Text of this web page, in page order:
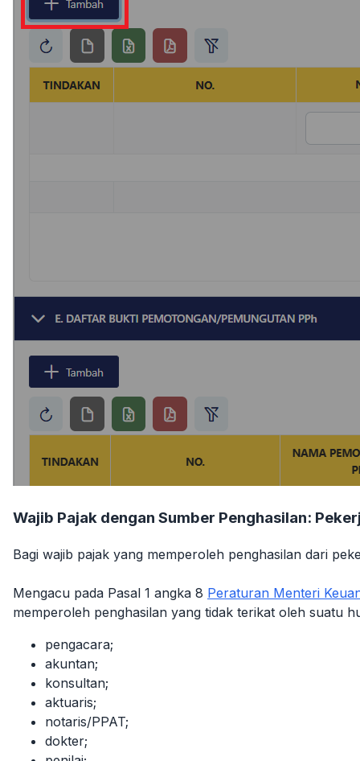
Wajib Pajak dengan Sumber Penghasilan:
Bagi wajib pajak yang memperoleh penghasilan dari
Mengacu pada Pasal 1 angka 8 Peraturan Menteri
memperoleh penghasilan yang tidak terikat oleh suatu
pengacara;
akuntan;
konsultan;
aktuaris;
notaris/PPAT;
dokter;